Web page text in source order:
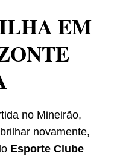
EM
no Mineirão,
novamente,
Esporte Clube